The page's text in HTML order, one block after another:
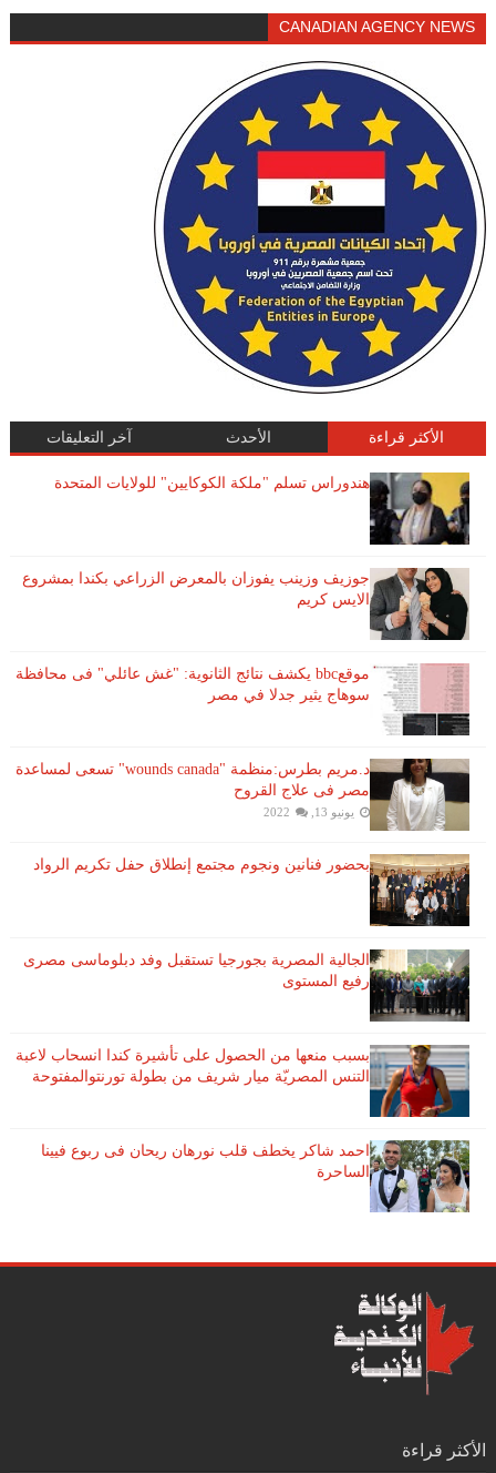
CANADIAN AGENCY NEWS
الأكثر قراءة الأحدث آخر التعليقات
هندوراس تسلم "ملكة الكوكايين" للولايات المتحدة
جوزيف وزينب يفوزان بالمعرض الزراعي بكندا بمشروع
الايس كريم
موقعbbc يكشف نتائج الثانوية: "غش عائلي" فى محافظة
سوهاج يثير جدلا في مصر
د.مريم بطرس:منظمة "wounds canada" تسعى لمساعدة
مصر فى علاج القروح
يونيو 13, 2022
بحضور فنانين ونجوم مجتمع إنطلاق حفل تكريم الرواد
الجالية المصرية بجورجيا تستقبل وفد دبلوماسى مصرى
رفيع المستوى
بسبب منعها من الحصول على تأشيرة كندا انسحاب لاعبة ​
التنس​ المصريّة ​ميار شريف​ من بطولة ​تورنتو​المفتوحة
احمد شاكر يخطف قلب نورهان ريحان فى ربوع فيينا
الساحرة
الأكثر قراءة